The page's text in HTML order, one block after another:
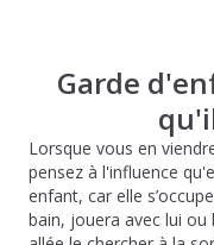
Garde
Lorsque vous en
pensez à l'influence
enfant, car elle
bain, jouera avec lui ou